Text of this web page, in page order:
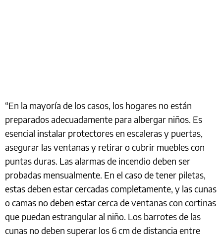
“En la mayoría de los casos, los hogares no están
preparados adecuadamente para albergar niños. Es
esencial instalar protectores en escaleras y puertas,
asegurar las ventanas y retirar o cubrir muebles con
puntas duras. Las alarmas de incendio deben ser
probadas mensualmente. En el caso de tener piletas,
estas deben estar cercadas completamente, y las cunas
o camas no deben estar cerca de ventanas con cortinas
que puedan estrangular al niño. Los barrotes de las
cunas no deben superar los 6 cm de distancia entre